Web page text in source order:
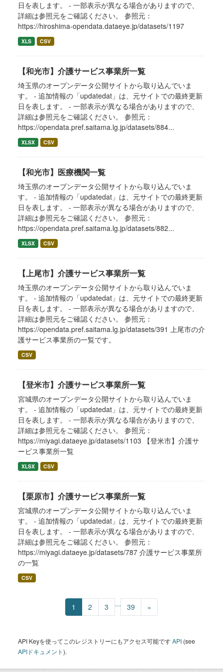
日を表します。 - 一部表示が異なる場合がありますので、
詳細は参照元をご確認ください。 参照元：
https://hiroshima-opendata.dataeye.jp/datasets/1197
XLS CSV
【和光市】介護サービス事業所一覧
埼玉県のオープンデータ公開サイトから取り込んでいま
す。 - 追加情報の「updatedat」は、元サイトでの最終更新
日を表します。 - 一部表示が異なる場合がありますので、
詳細は参照元をご確認ください。 参照元：
https://opendata.pref.saitama.lg.jp/datasets/884...
XLSX CSV
【和光市】医療機関一覧
埼玉県のオープンデータ公開サイトから取り込んでいま
す。 - 追加情報の「updatedat」は、元サイトでの最終更新
日を表します。 - 一部表示が異なる場合がありますので、
詳細は参照元をご確認ください。 参照元：
https://opendata.pref.saitama.lg.jp/datasets/882...
XLSX CSV
【上尾市】介護サービス事業所一覧
埼玉県のオープンデータ公開サイトから取り込んでいま
す。 - 追加情報の「updatedat」は、元サイトでの最終更新
日を表します。 - 一部表示が異なる場合がありますので、
詳細は参照元をご確認ください。 参照元：
https://opendata.pref.saitama.lg.jp/datasets/391 上尾市の介
護サービス事業所の一覧です。
CSV
【登米市】介護サービス事業所一覧
宮城県のオープンデータ公開サイトから取り込んでいま
す。 - 追加情報の「updatedat」は、元サイトでの最終更新
日を表します。 - 一部表示が異なる場合がありますので、
詳細は参照元をご確認ください。 参照元：
https://miyagi.dataeye.jp/datasets/1103 【登米市】介護サ
ービス事業所一覧
XLSX CSV
【栗原市】介護サービス事業所一覧
宮城県のオープンデータ公開サイトから取り込んでいま
す。 - 追加情報の「updatedat」は、元サイトでの最終更新
日を表します。 - 一部表示が異なる場合がありますので、
詳細は参照元をご確認ください。 参照元：
https://miyagi.dataeye.jp/datasets/787 介護サービス事業所
の一覧
CSV
1 2 3 ... 39 »
API Keyを使ってこのレジストリーにもアクセス可能ですAPI (see
APIドキュメント).